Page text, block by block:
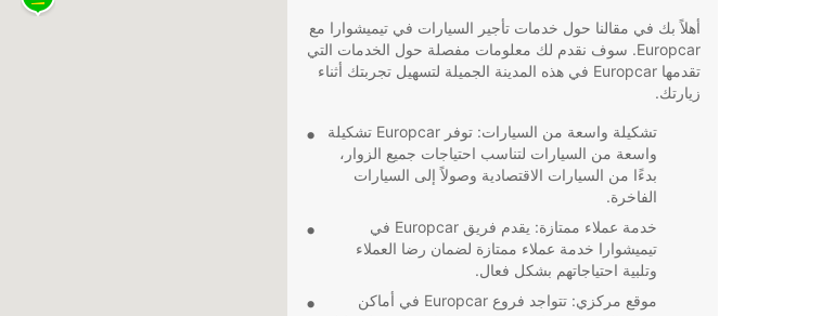
أهلاً بك في مقالنا حول خدمات تأجير السيارات في تيميشوارا مع
Europcar. سوف نقدم لك معلومات مفصلة حول الخدمات التي
تقدمها Europcar في هذه المدينة الجميلة لتسهيل تجربتك أثناء
زيارتك.
تشكيلة واسعة من السيارات: توفر Europcar تشكيلة
واسعة من السيارات لتناسب احتياجات جميع الزوار،
بدءًا من السيارات الاقتصادية وصولاً إلى السيارات
الفاخرة.
خدمة عملاء ممتازة: يقدم فريق Europcar في
تيميشوارا خدمة عملاء ممتازة لضمان رضا العملاء
وتلبية احتياجاتهم بشكل فعال.
موقع مركزي: تتواجد فروع Europcar في أماكن